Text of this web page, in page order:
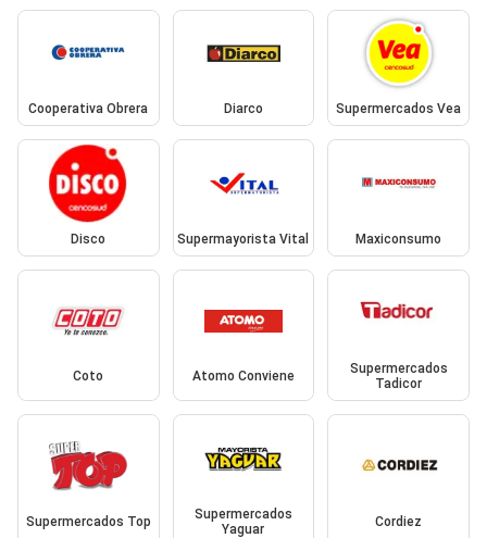
Cooperativa Obrera Diarco Supermercados Vea
Disco Supermayorista Vital Maxiconsumo
Coto Atomo Conviene
Supermercados
Tadicor
Supermercados Top
Supermercados
Yaguar
Cordiez